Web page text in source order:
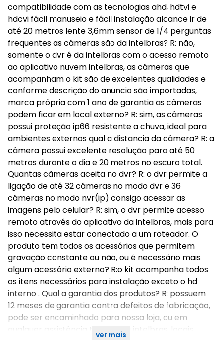
compatibilidade com as tecnologias ahd, hdtvi e
hdcvi fácil manuseio e fácil instalação alcance ir de
até 20 metros lente 3,6mm sensor de 1/4 perguntas
frequentes as câmeras são da intelbras? R: não,
somente o dvr é da intelbras com o acesso remoto
ao aplicativo nuvem intelbras, as câmeras que
acompanham o kit são de excelentes qualidades e
conforme descrição do anuncio são importadas,
marca própria com 1 ano de garantia as câmeras
podem ficar em local externo? R: sim, as câmeras
possui proteção ip66 resistente a chuva, ideal para
ambientes externos qual a distancia da câmera? R: a
câmera possui excelente resolução para até 50
metros durante o dia e 20 metros no escuro total.
Quantas câmeras aceita no dvr? R: o dvr permite a
ligação de até 32 câmeras no modo dvr e 36
câmeras no modo nvr(ip) consigo acessar as
imagens pelo celular? R: sim, o dvr permite acesso
remoto através do aplicativo da intelbras, mais para
isso necessita estar conectado a um roteador. O
produto tem todos os acessórios que permitem
gravação constante ou não, ou é necessário mais
algum acessório externo? R:o kit acompanha todos
os itens necessários para instalação exceto o hd
interno . Qual a garantia dos produtos? R: possuem
12 meses de garantia contra defeitos de fabricação,
pode ser encaminhado para nossa loja, ou em
qualquer assistência técnica da intelbras, locais
ver mais